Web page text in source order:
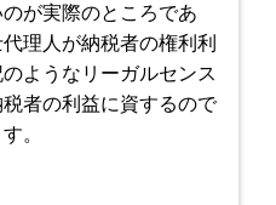
が実際のところであ
理人が納税者の権利利
ようなリーガルセンス
者の利益に資するので
。